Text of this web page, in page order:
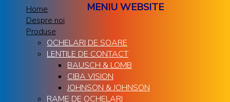
MENIU WEBSITE
Home
Despre noi
Produse
OCHELARI DE SOARE
LENTILE DE CONTACT
BAUSCH & LOMB
CIBA VISION
JOHNSON & JOHNSON
RAME DE OCHELARI